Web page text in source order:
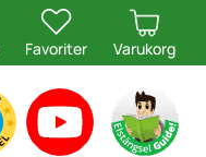
Favoriter Varukorg